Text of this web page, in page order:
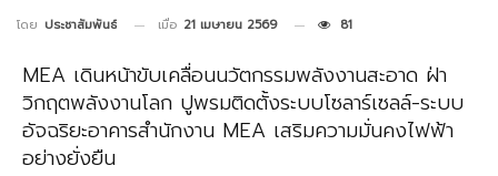
โดย ประชาสัมพันธ์ เมื่อ 21 เมษายน 2569 81
MEA เดินหน้าขับเคลื่อนนวัตกรรมพลังงานสะอาด ฝ่า
วิกฤตพลังงานโลก ปูพรมติดตั้งระบบโซลาร์เซลล์-ระบบ
อัจฉริยะอาคารสำนักงาน MEA เสริมความมั่นคงไฟฟ้า
อย่างยั่งยืน